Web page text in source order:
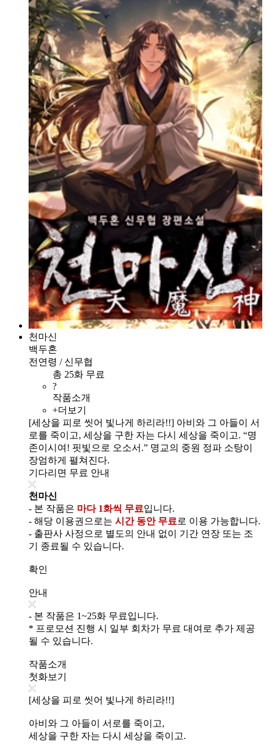
천마신
백두혼
전연령 / 신무협
총 25화 무료
?
작품소개
+더보기
[세상을 피로 씻어 빛나게 하리라!!] 아비와 그 아들이 서
로를 죽이고, 세상을 구한 자는 다시 세상을 죽이고. “명
존이시여! 핏빛으로 오소서.” 명교의 중원 정파 소탕이
장엄하게 펼쳐진다.
기다리면 무료 안내
천마신
- 본 작품은 마다 1화씩 무료입니다.
- 해당 이용권으로는 시간 동안 무료 로 이용 가능합니다.
- 출판사 사정으로 별도의 안내 없이 기간 연장 또는 조
기 종료될 수 있습니다.
확인
안내
- 본 작품은 1~25화 무료입니다.
* 프로모션 진행 시 일부 회차가 무료 대여로 추가 제공
될 수 있습니다.
작품소개
첫화보기
[세상을 피로 씻어 빛나게 하리라!!]
아비와 그 아들이 서로를 죽이고,
세상을 구한 자는 다시 세상을 죽이고.